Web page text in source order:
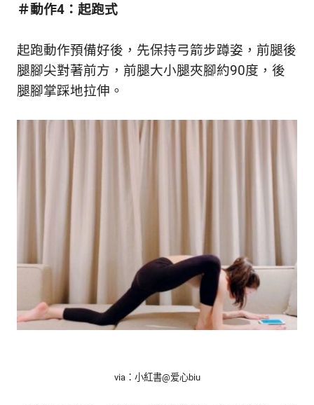
＃動作4：起跑式
起跑動作預備好後，先保持弓箭步蹲姿，前腿後
腿腳尖對著前方，前腿大小腿夾腳約90度，後
腿腳掌踩地拉伸。
via：小紅書@爱心biu